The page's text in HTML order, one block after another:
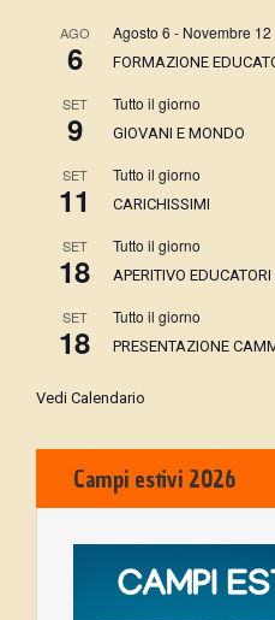
AGO
6
Agosto 6 - Novembre 12
FORMAZIONE
SET
9
Tutto il giorno
GIOVANI E MONDO
SET
11
Tutto il giorno
CARICHISSIMI
SET
18
Tutto il giorno
APERITIVO
SET
18
Tutto il giorno
PRESENTAZIONE
Vedi Calendario
Campi estivi 2026